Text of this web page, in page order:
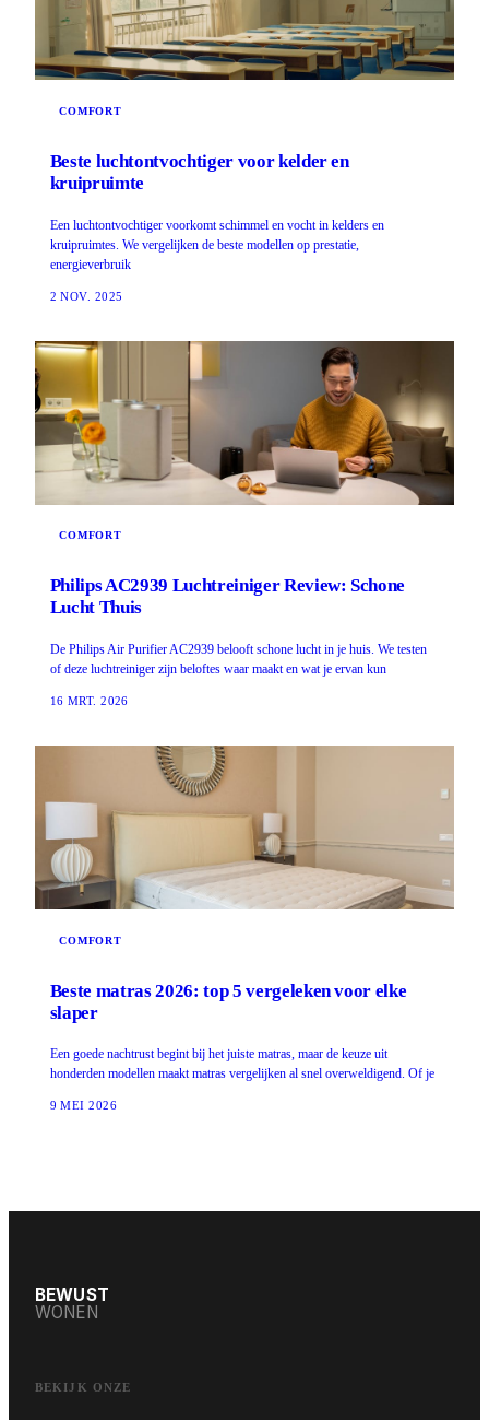
COMFORT
Beste luchtontvochtiger voor kelder en
kruipruimte
Een luchtontvochtiger voorkomt schimmel en vocht in kelders en
kruipruimtes. We vergelijken de beste modellen op prestatie,
energieverbruik
2 NOV. 2025
COMFORT
Philips AC2939 Luchtreiniger Review: Schone
Lucht Thuis
De Philips Air Purifier AC2939 belooft schone lucht in je huis. We testen
of deze luchtreiniger zijn beloftes waar maakt en wat je ervan kun
16 MRT. 2026
COMFORT
Beste matras 2026: top 5 vergeleken voor elke
slaper
Een goede nachtrust begint bij het juiste matras, maar de keuze uit
honderden modellen maakt matras vergelijken al snel overweldigend. Of je
9 MEI 2026
BEWUST
WONEN
BEKIJK ONZE